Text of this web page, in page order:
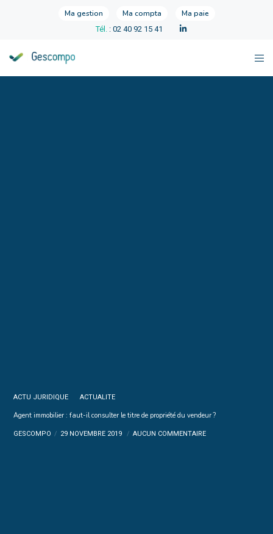
Ma gestion Ma compta Ma paie
Tél. : 02 40 92 15 41
ACTU JURIDIQUE ACTUALITE
Agent immobilier : faut-il consulter le titre de propriété du vendeur ?
GESCOMPO 29 NOVEMBRE 2019 AUCUN COMMENTAIRE